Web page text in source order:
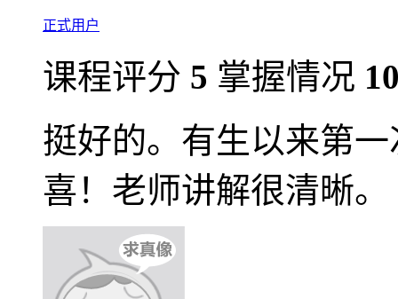
正式用户
课程评分 5 掌握情况
挺好的。有生以来第
喜！老师讲解很清晰。